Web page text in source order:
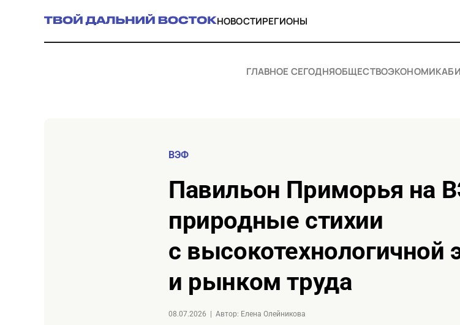
НОВОСТИРЕГИОНЫ
ГЛАВНОЕ СЕГОДНЯОБЩЕСТВОЭКОНОМИКА
ВЭФ
Павильон Приморья на ВЭФ‑2026 свяжет
природные стихии
с высокотехнологичной
и рынком труда
08.07.2026 | Автор: Елена Олейникова